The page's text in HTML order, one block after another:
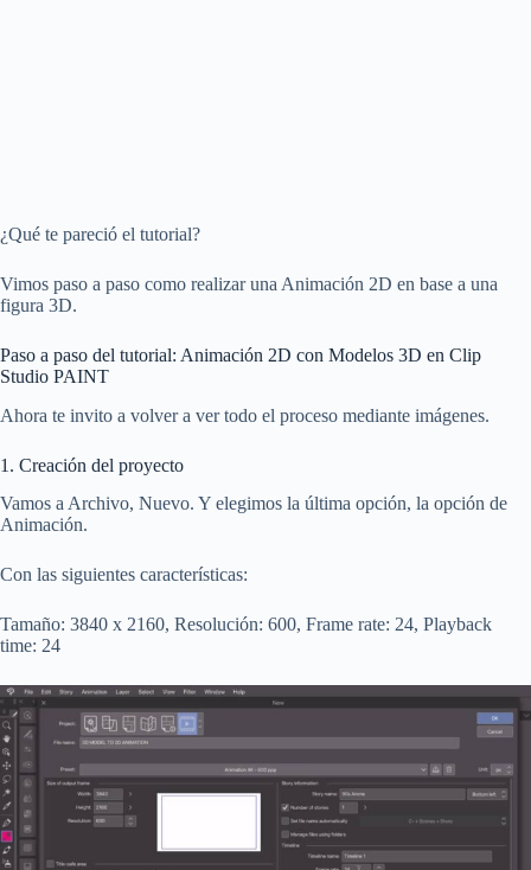
¿Qué te pareció el tutorial?
Vimos paso a paso como realizar una Animación 2D en base a una
figura 3D.
Paso a paso del tutorial: Animación 2D con Modelos 3D en Clip
Studio PAINT
Ahora te invito a volver a ver todo el proceso mediante imágenes.
1. Creación del proyecto
Vamos a Archivo, Nuevo. Y elegimos la última opción, la opción de
Animación.
Con las siguientes características:
Tamaño: 3840 x 2160, Resolución: 600, Frame rate: 24, Playback
time: 24